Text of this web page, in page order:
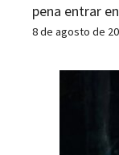
pena entrar
8 de agosto de